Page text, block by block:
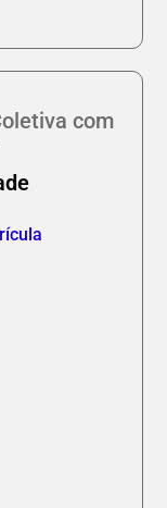
com